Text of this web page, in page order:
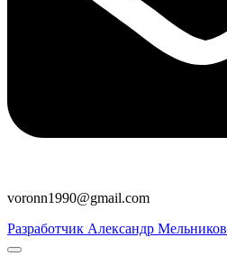
voronn1990@gmail.com
Разработчик Александр Мельников